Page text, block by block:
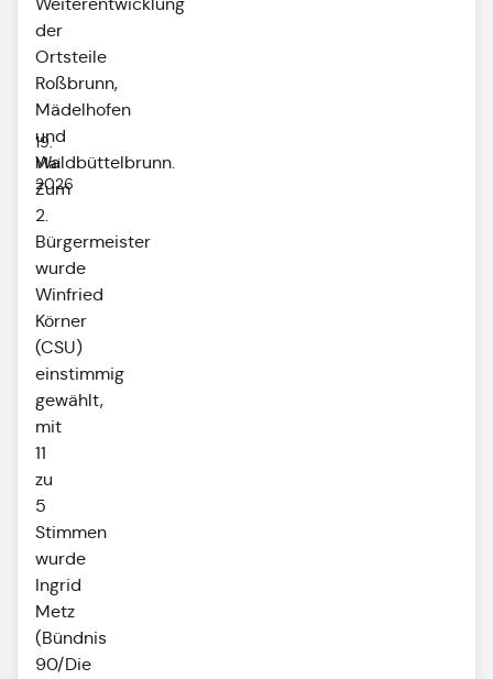
19.
Mai
2026
der
Ortsteile
Roßbrunn,
Mädelhofen
und
Waldbüttelbrunn.
Zum
2.
Bürgermeister
wurde
Winfried
Körner
(CSU)
einstimmig
gewählt,
mit
11
zu
5
Stimmen
wurde
Ingrid
Metz
(Bündnis
90/Die